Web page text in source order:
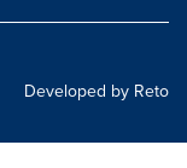
Developed by Reto